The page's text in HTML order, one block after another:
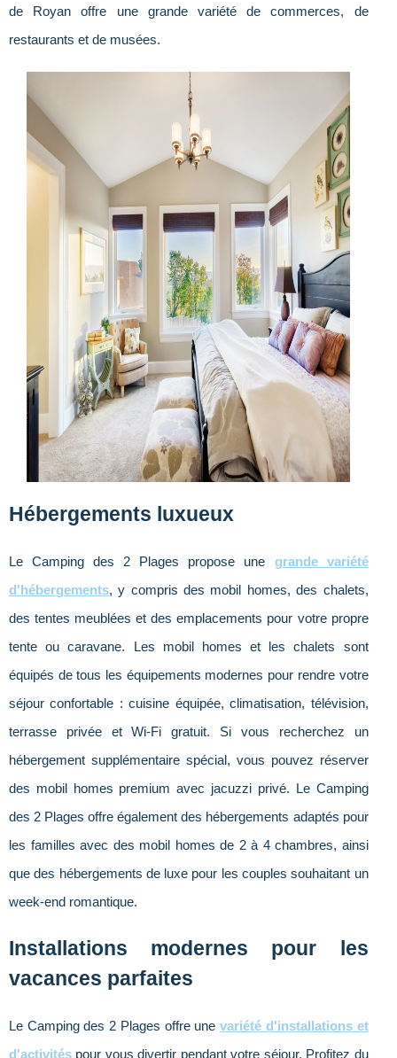
de Royan offre une grande variété de commerces, de
restaurants et de musées.
Hébergements luxueux
Le Camping des 2 Plages propose une grande variété
d'hébergements, y compris des mobil homes, des chalets,
des tentes meublées et des emplacements pour votre propre
tente ou caravane. Les mobil homes et les chalets sont
équipés de tous les équipements modernes pour rendre votre
séjour confortable : cuisine équipée, climatisation, télévision,
terrasse privée et Wi-Fi gratuit. Si vous recherchez un
hébergement supplémentaire spécial, vous pouvez réserver
des mobil homes premium avec jacuzzi privé. Le Camping
des 2 Plages offre également des hébergements adaptés pour
les familles avec des mobil homes de 2 à 4 chambres, ainsi
que des hébergements de luxe pour les couples souhaitant un
week-end romantique.
Installations modernes pour les
vacances parfaites
Le Camping des 2 Plages offre unevariété d'installations et
d'activités pour vous divertir pendant votre séjour. Profitez du